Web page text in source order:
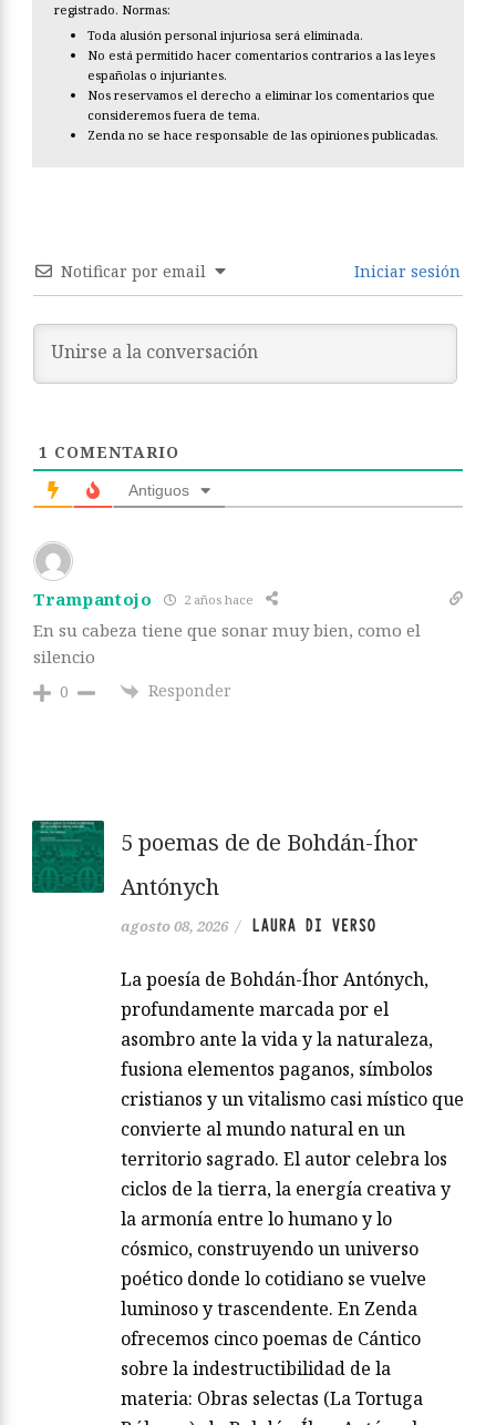
registrado. Normas:
Toda alusión personal injuriosa será eliminada.
No está permitido hacer comentarios contrarios a las leyes
españolas o injuriantes.
Nos reservamos el derecho a eliminar los comentarios que
consideremos fuera de tema.
Zenda no se hace responsable de las opiniones publicadas.
Notificar por email Iniciar sesión
1 COMENTARIO
Antiguos
Trampantojo 2 años hace
En su cabeza tiene que sonar muy bien, como el
silencio
0 Responder
5 poemas de de Bohdán-Íhor
Antónych
agosto 08, 2026 / LAURA DI VERSO
La poesía de Bohdán-Íhor Antónych,
profundamente marcada por el
asombro ante la vida y la naturaleza,
fusiona elementos paganos, símbolos
cristianos y un vitalismo casi místico que
convierte al mundo natural en un
territorio sagrado. El autor celebra los
ciclos de la tierra, la energía creativa y
la armonía entre lo humano y lo
cósmico, construyendo un universo
poético donde lo cotidiano se vuelve
luminoso y trascendente. En Zenda
ofrecemos cinco poemas de Cántico
sobre la indestructibilidad de la
materia: Obras selectas (La Tortuga